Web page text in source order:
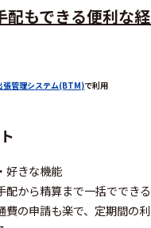
配もできる便利な
張管理システム(BTM)で利用
好きな機能
配から精算まで一括でできる
費の申請も楽で、定期間の